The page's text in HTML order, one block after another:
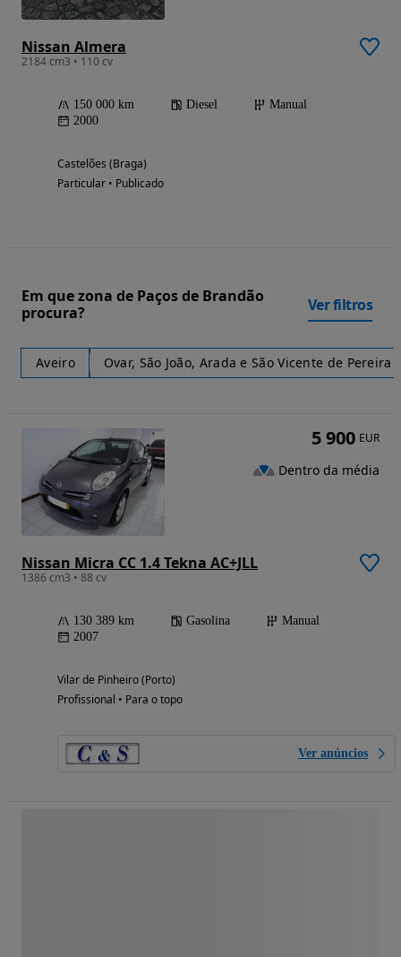
Nissan Almera
2184 cm3 • 110 cv
150 000 km Diesel
Manual
2000
Castelões (Braga)
Particular • Publicado
Em que zona de Paços de Brandão
procura?
Ver filtros
Aveiro Ovar, São João, Arada e São Vicente de Pereira
Nissan Micra CC 1.4 Tekna AC+JLL
1386 cm3 • 88 cv
130 389 km Gasolina
Manual
2007
Vilar de Pinheiro (Porto)
Profissional • Para o topo
Ver anúncios
5 900 EUR
Dentro da média